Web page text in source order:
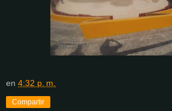
en 4:32 p. m.
Compartir